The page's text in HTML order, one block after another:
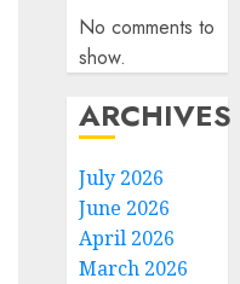
No comments to
show.
ARCHIVES
July 2026
June 2026
April 2026
March 2026